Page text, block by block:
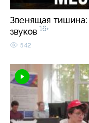
Звенящая тишина:
звуков 16+
542